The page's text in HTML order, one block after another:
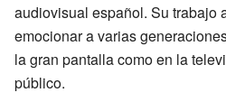
audiovisual español. Su trabajo
emocionar a varias
la gran pantalla como en la
público.